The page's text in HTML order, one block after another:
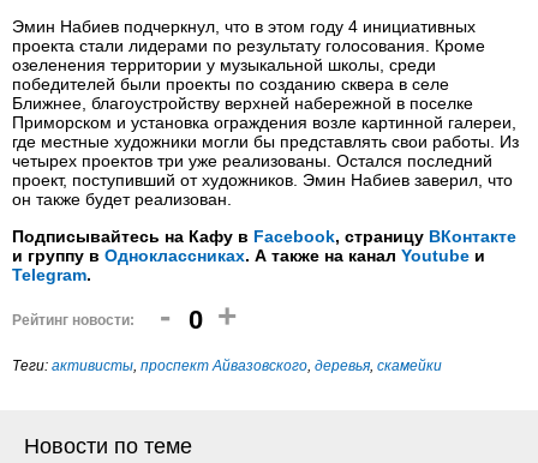
Эмин Набиев подчеркнул, что в этом году 4 инициативных
проекта стали лидерами по результату голосования. Кроме
озеленения территории у музыкальной школы, среди
победителей были проекты по созданию сквера в селе
Ближнее, благоустройству верхней набережной в поселке
Приморском и установка ограждения возле картинной галереи,
где местные художники могли бы представлять свои работы. Из
четырех проектов три уже реализованы. Остался последний
проект, поступивший от художников. Эмин Набиев заверил, что
он также будет реализован.
Подписывайтесь на Кафу в Facebook, страницу ВКонтакте
и группу в Одноклассниках. А также на канал Youtube и
Telegram.
Рейтинг новости: - 0 +
Теги: активисты, проспект Айвазовского, деревья, скамейки
Новости по теме